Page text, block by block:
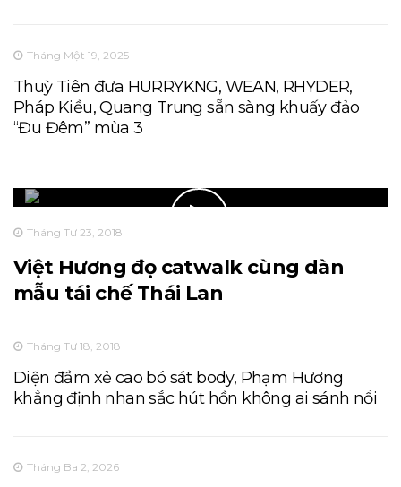
Tháng Một 19, 2025
Thuỳ Tiên đưa HURRYKNG, WEAN, RHYDER,
Pháp Kiều, Quang Trung sẵn sàng khuấy đảo
“Đu Đêm” mùa 3
Tháng Tư 23, 2018
Việt Hương đọ catwalk cùng dàn
mẫu tái chế Thái Lan
Tháng Tư 18, 2018
Diện đầm xẻ cao bó sát body, Phạm Hương
khẳng định nhan sắc hút hồn không ai sánh nổi
Tháng Ba 2, 2026